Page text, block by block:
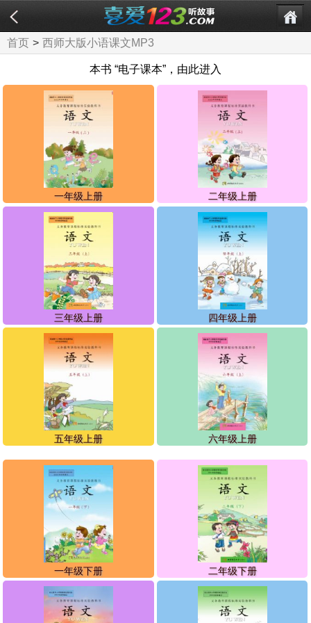
首页 > 西师大版小语课文MP3
本书 “电子课本”，由此进入
一年级上册 二年级上册
三年级上册 四年级上册
五年级上册 六年级上册
一年级下册 二年级下册